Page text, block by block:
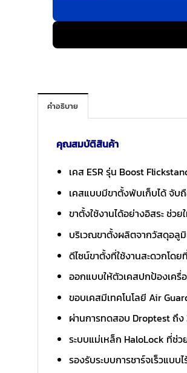
คำอธิบาย
คุณสมบัติสินค้า
เคส ESR รุ่น Boost
เคสแบบมีขาตั้งพับเก็บได้ จับ
ขาตั้งใช้งานได้อย่างอิสระ ช่
บริเวณขาตั้งผลิตจากวัสดุอลู
ดีไซน์ขาตั้งที่ใช้งานสะดวกโด
ออกแบบให้ตัวเคสปกป้องเครื่
ขอบเคสมีเทคโนโลยี Air
ผ่านการทดสอบ Droptest ถึง
ระบบแม่เหล็ก HaloLock ที่ช่
รองรับระบบการชาร์จเร็วแบ